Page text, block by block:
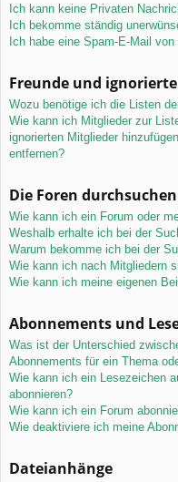
Ich kann keine Privaten
Ich bekomme ständig
Ich habe eine Spam-E-Mail
Freunde und
Wozu benötige ich die Listen
Wie kann ich Mitglieder zur
ignorierten Mitglieder
entfernen?
Die Foren durchsuchen
Wie kann ich ein Forum oder
Weshalb erhalte ich bei der
Warum bekomme ich bei der
Wie kann ich nach Mitgliedern
Wie kann ich meine eigenen
Abonnements und
Was ist der Unterschied
Abonnements für ein Thema
Wie kann ich ein Lesezeichen
abonnieren?
Wie kann ich ein Forum
Wie deaktiviere ich meine
Dateianhänge